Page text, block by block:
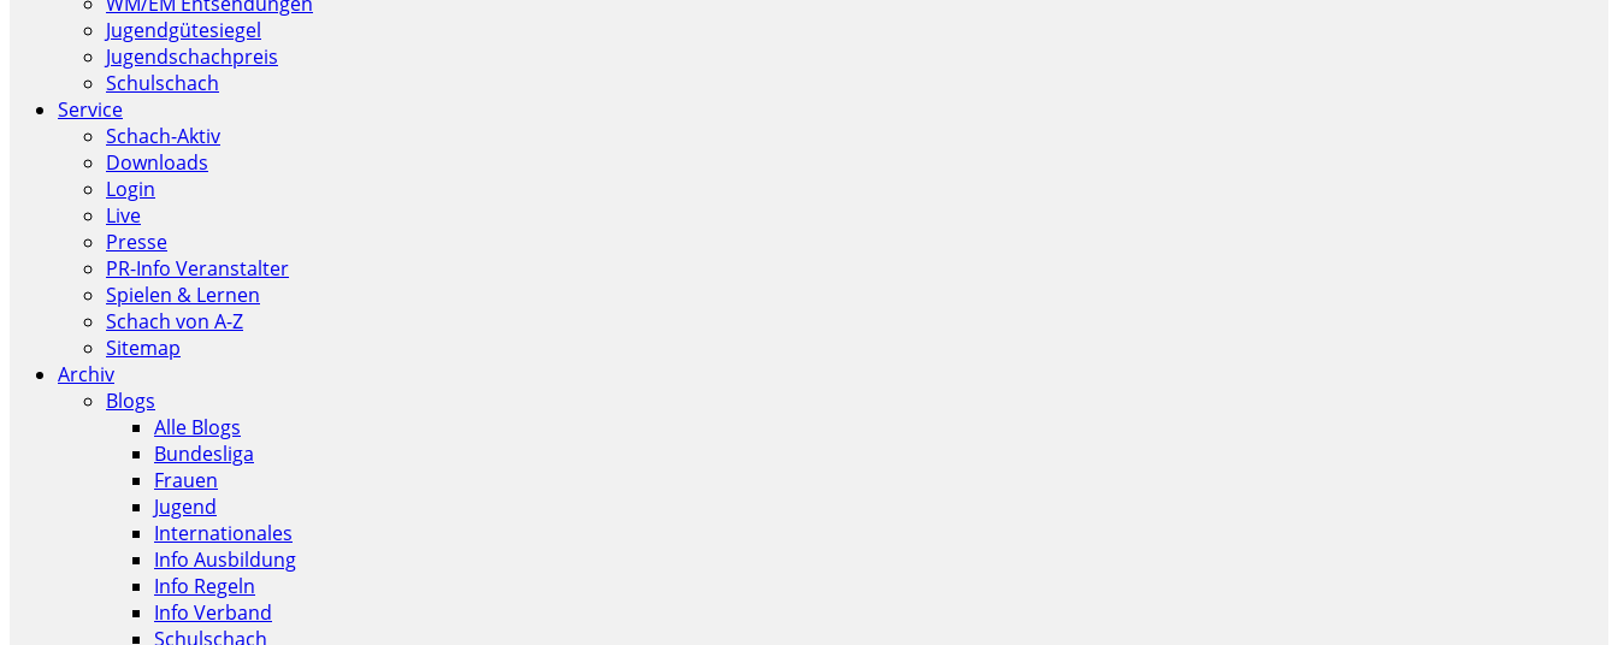
Jugendgütesiegel
Jugendschachpreis
Schulschach
Service
Schach-Aktiv
Downloads
Login
Live
Presse
PR-Info Veranstalter
Spielen & Lernen
Schach von A-Z
Sitemap
Archiv
Blogs
Alle Blogs
Bundesliga
Frauen
Jugend
Internationales
Info Ausbildung
Info Regeln
Info Verband
Schulschach